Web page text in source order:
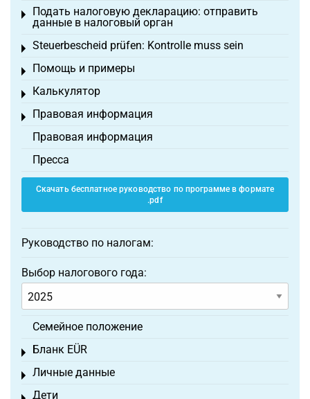
Подать налоговую декларацию: отправить
данные в налоговый орган
Toggle menu
Steuerbescheid prüfen: Kontrolle muss sein
Toggle menu
Помощь и примеры
Toggle menu
Калькулятор
Toggle menu
Правовая информация
Toggle menu
Правовая информация
Пресса
Скачать бесплатное руководство по программе в формате
.pdf
Руководство по налогам:
Выбор налогового года:
Семейное положение
Бланк EÜR
Toggle menu
Личные данные
Toggle menu
Дети